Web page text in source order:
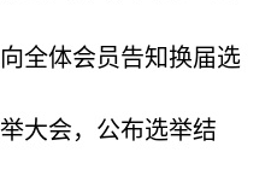
全体会员告知换届选
大会，公布选举结